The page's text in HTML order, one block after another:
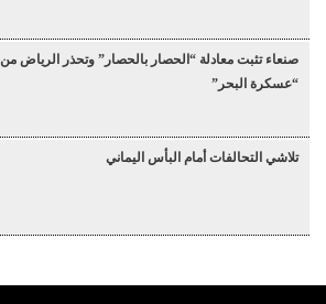
صنعاء تثبت معادلة “الحصار بالحصار” وتحذر الرياض من
“عسكرة البحر”
تلاشي التحالفات أمام البأس اليماني